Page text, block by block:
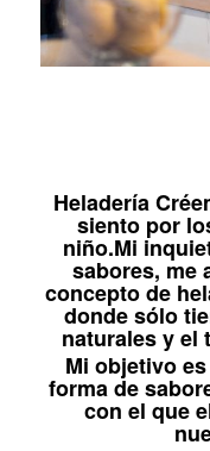
Heladería
siento por
niño.Mi
sabores, me
concepto de
donde sólo
naturales y el
Mi objetivo
forma de
con el que